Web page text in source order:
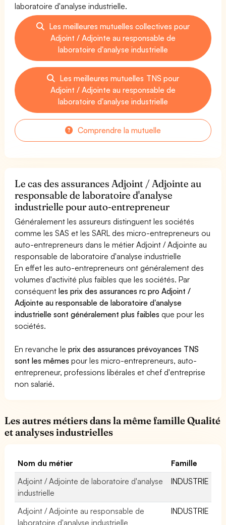
laboratoire d'analyse industrielle.
Les meilleures mutuelles collectives pour
Adjoint / Adjointe au responsable de
laboratoire d'analyse industrielle
Les meilleures mutuelles TNS pour
Adjoint / Adjointe au responsable de
laboratoire d'analyse industrielle
Comprendre la mutuelle
Le cas des assurances Adjoint / Adjointe au
responsable de laboratoire d'analyse
industrielle pour auto-entrepreneur
Généralement les assureurs distinguent les sociétés
comme les SAS et les SARL des micro-entrepreneurs ou
auto-entrepreneurs dans le métier Adjoint / Adjointe au
responsable de laboratoire d'analyse industrielle
En effet les auto-entrepreneurs ont généralement des
volumes d'activité plus faibles que les sociétés. Par
conséquentles prix des assurances rc pro Adjoint /
Adjointe au responsable de laboratoire d'analyse
industrielle sont généralement plus faibles que pour les
sociétés.
En revanche leprix des assurances prévoyances TNS
sont les mêmes pour les micro-entrepreneurs, auto-
entrepreneur, professions libérales et chef d'entreprise
non salarié.
Les autres métiers dans la même famille Qualité
et analyses industrielles
Nom du métier
Famille
Adjoint / Adjointe de laboratoire d'analyse
industrielle
INDUSTRIE
Adjoint / Adjointe au responsable de
laboratoire d'analyse industrielle
INDUSTRIE